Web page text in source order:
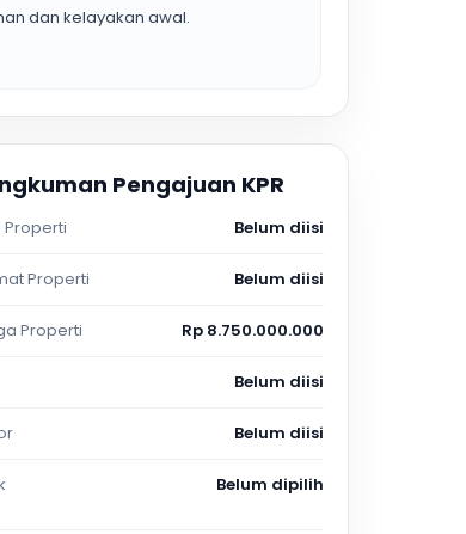
dan kelayakan awal.
Pengajuan KPR
Properti Belum diisi
Properti Belum diisi
Properti Rp 8.750.000.000
Belum diisi
Belum diisi
Belum dipilih